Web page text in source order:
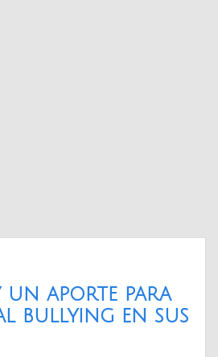
un aporte para
bullying en sus